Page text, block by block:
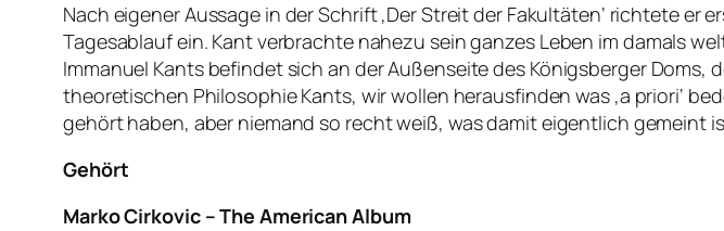
Nach eigener Aussage in der Schrift ‚Der Streit der Fakultäten‘ richtete
Tagesablauf ein. Kant verbrachte nahezu sein ganzes Leben im damals
Immanuel Kants befindet sich an der Außenseite des Königsberger
theoretischen Philosophie Kants, wir wollen herausfinden was ‚a priori‘
gehört haben, aber niemand so recht weiß, was damit eigentlich gemeint
Gehört
Marko Cirkovic – The American Album